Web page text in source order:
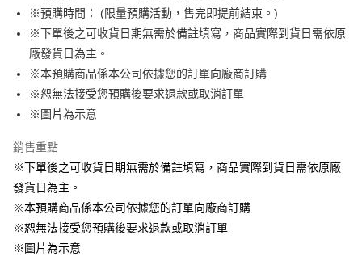
Google Pay
ATM付款
運送方式
預購訂單-宅配專用(🔺不同預購月份建議分開結帳，避免整筆訂單等
每筆NT$100，滿NT$1,300(含以上)免運費
預購訂單-離島宅配專用-(澎湖/金門/馬祖)(🔺不同預購月份建議分開
結帳，避免整筆訂單等超久)
每筆NT$220
※預購時間： (限量預購活動，售完即提前結束。)
※下單後之可收貨日期無需於備註填寫，商品實際到貨日需依原
廠發貨日為主。
※本預購商品係本公司依據您的訂單向廠商訂購
※恕無法接受您預購後要求退款或取消訂單
※圖片為示意
銷售重點
※下單後之可收貨日期無需於備註填寫，商品實際到貨日需依原廠
發貨日為主。
※本預購商品係本公司依據您的訂單向廠商訂購
※恕無法接受您預購後要求退款或取消訂單
※圖片為示意